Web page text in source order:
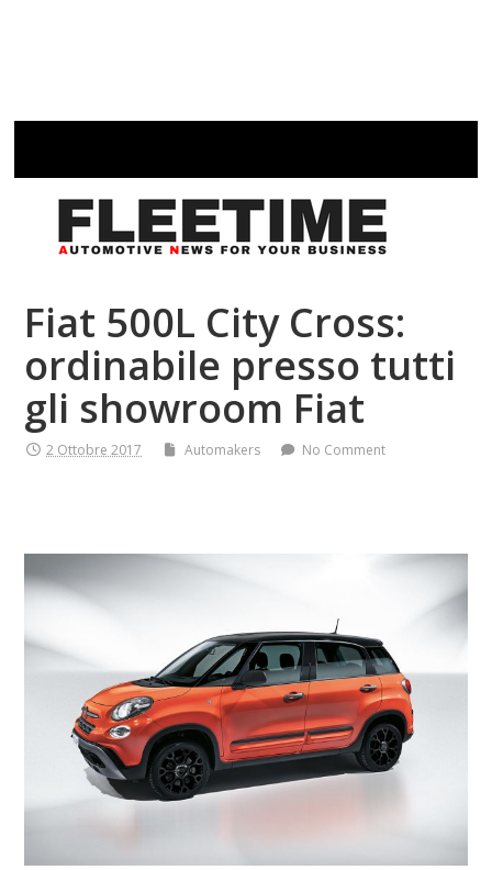
Fiat 500L City Cross:
ordinabile presso tutti
gli showroom Fiat
2 Ottobre 2017 Automakers No Comment